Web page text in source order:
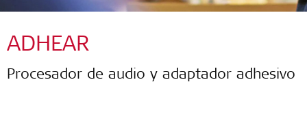
ADHEAR
Procesador de audio y adaptador adhesivo